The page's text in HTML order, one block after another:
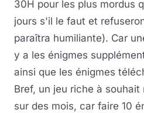
30H pour les plus mordus
jours s'il le faut et
paraîtra humiliante). Car
y a les énigmes
ainsi que les énigmes
Bref, un jeu riche à
sur des mois, car faire 10